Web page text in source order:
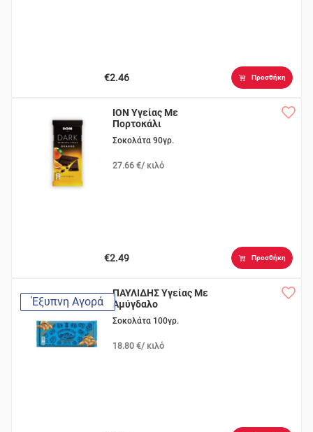
€2.46 Προσθήκη
ΙΟΝ Υγείας Με
Πορτοκάλι
Σοκολάτα 90γρ.
27.66 €/ κιλό
€2.49 Προσθήκη
Έξυπνη Αγορά
ΠΑΥΛΙΔΗΣ Υγείας Με
Αμύγδαλο
Σοκολάτα 100γρ.
18.80 €/ κιλό